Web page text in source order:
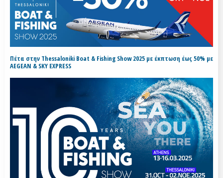
Πέτα στην Thessaloniki Boat & Fishing Show 2025 με έκπτωση έως 50% με
AEGEAN & SKY EXPRESS